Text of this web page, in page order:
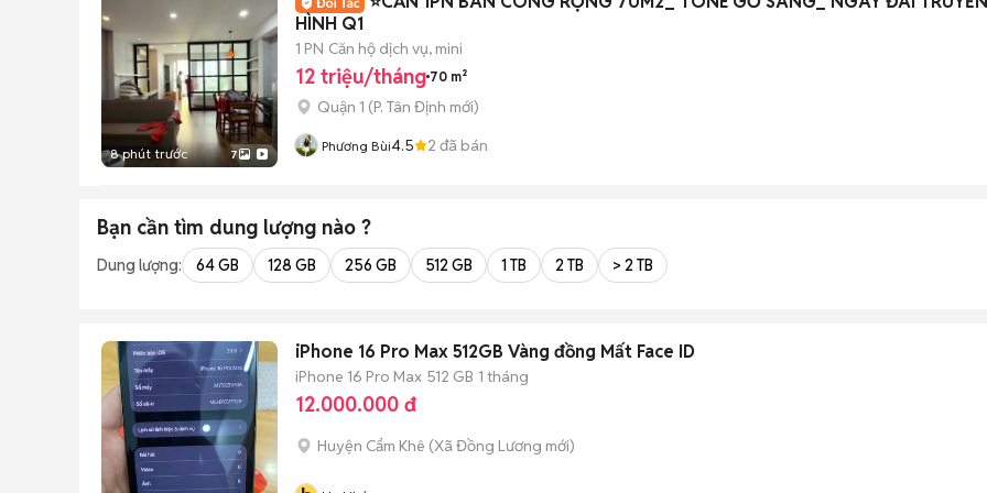
8 phút trước 7
HÌNH Q1
1 PN Căn hộ dịch vụ, mini
12 triệu/tháng 70 m²
Quận 1 (P. Tân Định mới)
Phương Bùi4.5 2 đã bán
Bạn cần tìm dung lượng nào ?
Dung lượng: 64 GB 128 GB 256 GB 512 GB 1 TB 2 TB > 2 TB
iPhone 16 Pro Max 512GB Vàng đồng Mất Face ID
iPhone 16 Pro Max 512 GB 1 tháng
12.000.000 đ
Huyện Cẩm Khê (Xã Đồng Lương mới)